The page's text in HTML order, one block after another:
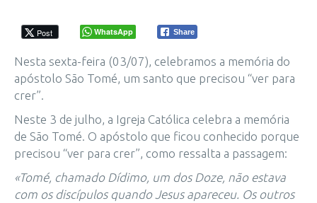
Post WhatsApp Share
Nesta sexta-feira (03/07), celebramos a memória do
apóstolo São Tomé, um santo que precisou “ver para
crer”.
Neste 3 de julho, a Igreja Católica celebra a memória
de São Tomé. O apóstolo que ficou conhecido porque
precisou “ver para crer”, como ressalta a passagem:
«Tomé, chamado Dídimo, um dos Doze, não estava
com os discípulos quando Jesus apareceu. Os outros